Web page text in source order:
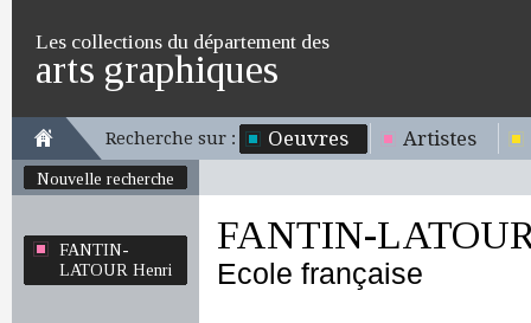
Les collections du département des
arts graphiques
Recherche sur : Oeuvres Artistes
Nouvelle recherche
FANTIN-
LATOUR Henri
FANTIN-
Ecole française